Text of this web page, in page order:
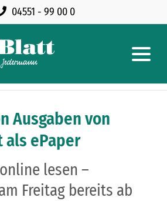
04551 - 99 00 0
Ausgaben von
als ePaper
lesen –
Freitag bereits ab